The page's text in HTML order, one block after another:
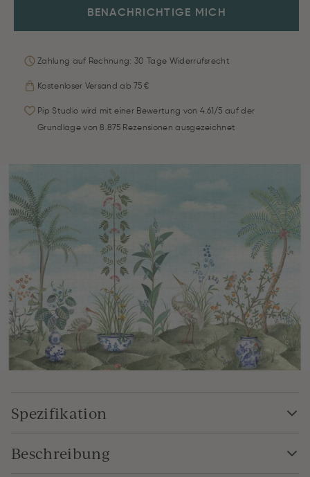
BENACHRICHTIGE MICH
Zahlung auf Rechnung: 30 Tage Widerrufsrecht
Kostenloser Versand ab 75 €
Pip Studio wird mit einer Bewertung von 4.61/5 auf der
Grundlage von 8.875 Rezensionen ausgezeichnet
Spezifikation
Beschreibung